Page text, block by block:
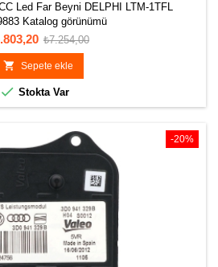
Led Far Beyni DELPHI LTM-1TFL
Katalog görünümü
Normal
fiyat
₺7.254,00
 Sepete ekle
 Stokta Var
-20%